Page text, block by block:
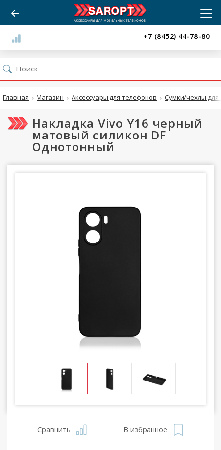
+7 (8452) 44-78-80
Главная Магазин Аксессуары для телефонов Сумки/чехлы для
Накладка Vivo Y16 черный
матовый силикон DF
Однотонный
Сравнить В избранное